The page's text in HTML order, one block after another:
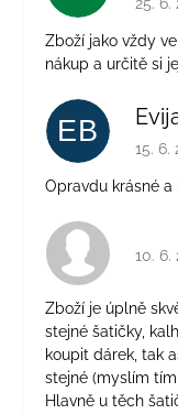
25. 6.
Zboží jako vždy
nákup a určitě si
EB
15. 6.
Opravdu krásné
10. 6.
Zboží je úplně
stejné šatičky,
koupit dárek, tak
stejné (myslím
Hlavně u těch